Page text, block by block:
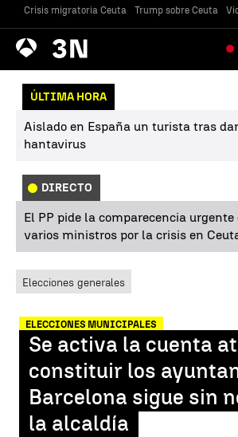
Crisis migratoria Ceuta Trump sobre Ceuta
Antena
3 Noticias
ÚLTIMA HORA
Aislado en España un turista tras
hantavirus
DIRECTO
El PP pide la comparecencia urgente
varios ministros por la crisis en
Elecciones generales
ELECCIONES MUNICIPALES
Se activa la cuenta
constituir los
Barcelona sigue sin
la alcaldía